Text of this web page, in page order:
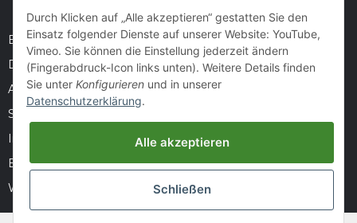
Barrierefreiheitserklärung
Datenschutz
AGB
Sitemap
Batteriegesetzhinweise
Widerrufsrecht
Durch Klicken auf „Alle akzeptieren“ gestatten Sie den
Einsatz folgender Dienste auf unserer Website: YouTube,
Vimeo. Sie können die Einstellung jederzeit ändern
(Fingerabdruck-Icon links unten). Weitere Details finden
Sie unter Konfigurieren und in unserer
Datenschutzerklärung.
Alle akzeptieren
Schließen